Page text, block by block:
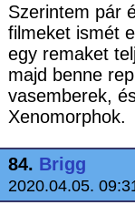
Szerintem pár
filmeket ismét
egy remaket
majd benne
vasemberek,
Xenomorphok.
84. Brigg
2020.04.05.